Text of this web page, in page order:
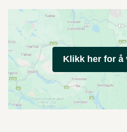
Klikk her for å